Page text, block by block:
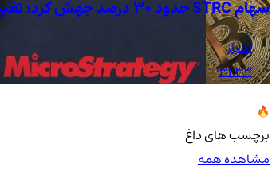
سهام STRC حدود 30 درصد جهش کرد؛ تغییر بزرگ در راهبرد Strategy
اخبار
3433
برچسب های داغ
مشاهده همه